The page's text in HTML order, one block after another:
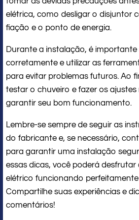
elétrica, como desligar o disjuntor
fiação e o ponto de energia.
Durante a instalação, é
corretamente e utilizar as
para evitar problemas futuros. Ao
testar o chuveiro e fazer os ajustes
garantir seu bom funcionamento.
Lembre-se sempre de seguir as
do fabricante e, se necessário,
para garantir uma instalação
essas dicas, você poderá desfrutar
elétrico funcionando
Compartilhe suas experiências e
comentários!